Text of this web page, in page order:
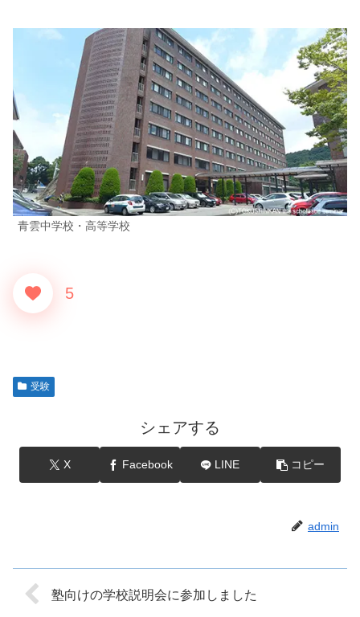
青雲中学校・高等学校
5
受験
シェアする
X Facebook LINE コピー
admin
塾向けの学校説明会に参加しました